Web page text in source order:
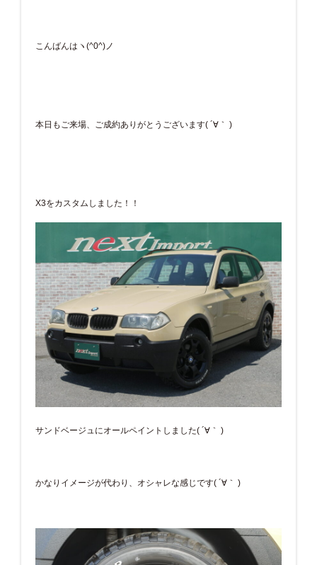
こんばんはヽ(^0^)ノ
本日もご来場、ご成約ありがとうございます( ´∀｀ )
X3をカスタムしました！！
サンドベージュにオールペイントしました( ´∀｀ )
かなりイメージが代わり、オシャレな感じです( ´∀｀ )